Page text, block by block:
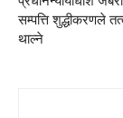
सम्पत्ति शुद्धीकरणले
थाल्ने